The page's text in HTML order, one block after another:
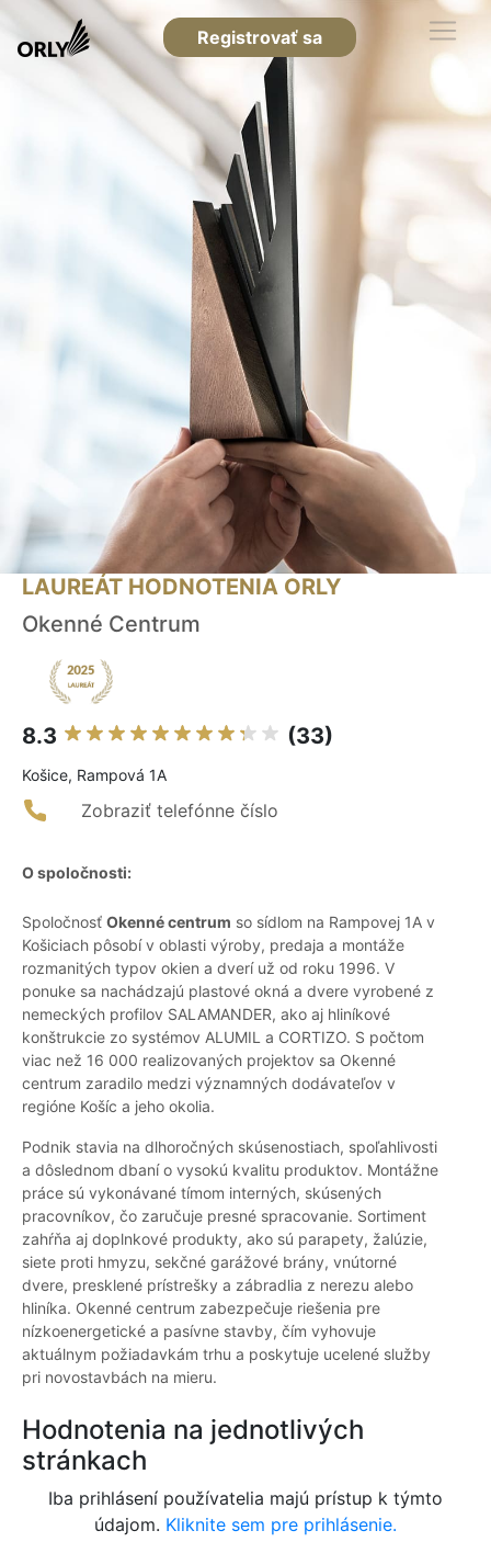
Registrovať sa
LAUREÁT HODNOTENIA ORLY
Okenné Centrum
8.3 (33)
Košice, Rampová 1A
Zobraziť telefónne číslo
O spoločnosti:
Spoločnosť Okenné centrum so sídlom na Rampovej 1A v
Košiciach pôsobí v oblasti výroby, predaja a montáže
rozmanitých typov okien a dverí už od roku 1996. V
ponuke sa nachádzajú plastové okná a dvere vyrobené z
nemeckých profilov SALAMANDER, ako aj hliníkové
konštrukcie zo systémov ALUMIL a CORTIZO. S počtom
viac než 16 000 realizovaných projektov sa Okenné
centrum zaradilo medzi významných dodávateľov v
regióne Košíc a jeho okolia.
Podnik stavia na dlhoročných skúsenostiach, spoľahlivosti
a dôslednom dbaní o vysokú kvalitu produktov. Montážne
práce sú vykonávané tímom interných, skúsených
pracovníkov, čo zaručuje presné spracovanie. Sortiment
zahŕňa aj doplnkové produkty, ako sú parapety, žalúzie,
siete proti hmyzu, sekčné garážové brány, vnútorné
dvere, presklené prístrešky a zábradlia z nerezu alebo
hliníka. Okenné centrum zabezpečuje riešenia pre
nízkoenergetické a pasívne stavby, čím vyhovuje
aktuálnym požiadavkám trhu a poskytuje ucelené služby
pri novostavbách na mieru.
Hodnotenia na jednotlivých
stránkach
Iba prihlásení používatelia majú prístup k týmto
údajom. Kliknite sem pre prihlásenie.